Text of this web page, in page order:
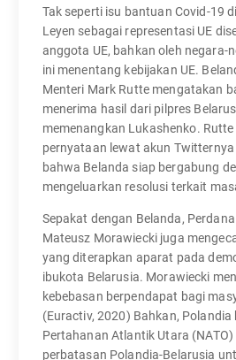
Tak seperti isu bantuan Covid-19
Leyen sebagai representasi UE
anggota UE, bahkan oleh negara-
ini menentang kebijakan UE.
Menteri Mark Rutte mengatakan
menerima hasil dari pilpres
memenangkan Lukashenko.
pernyataan lewat akun
bahwa Belanda siap bergabung
mengeluarkan resolusi terkait
Sepakat dengan Belanda,
Mateusz Morawiecki juga
yang diterapkan aparat pada
ibukota Belarusia. Morawiecki
kebebasan berpendapat bagi
(Euractiv, 2020) Bahkan, Polandia
Pertahanan Atlantik Utara (NATO)
perbatasan Polandia-Belarusia